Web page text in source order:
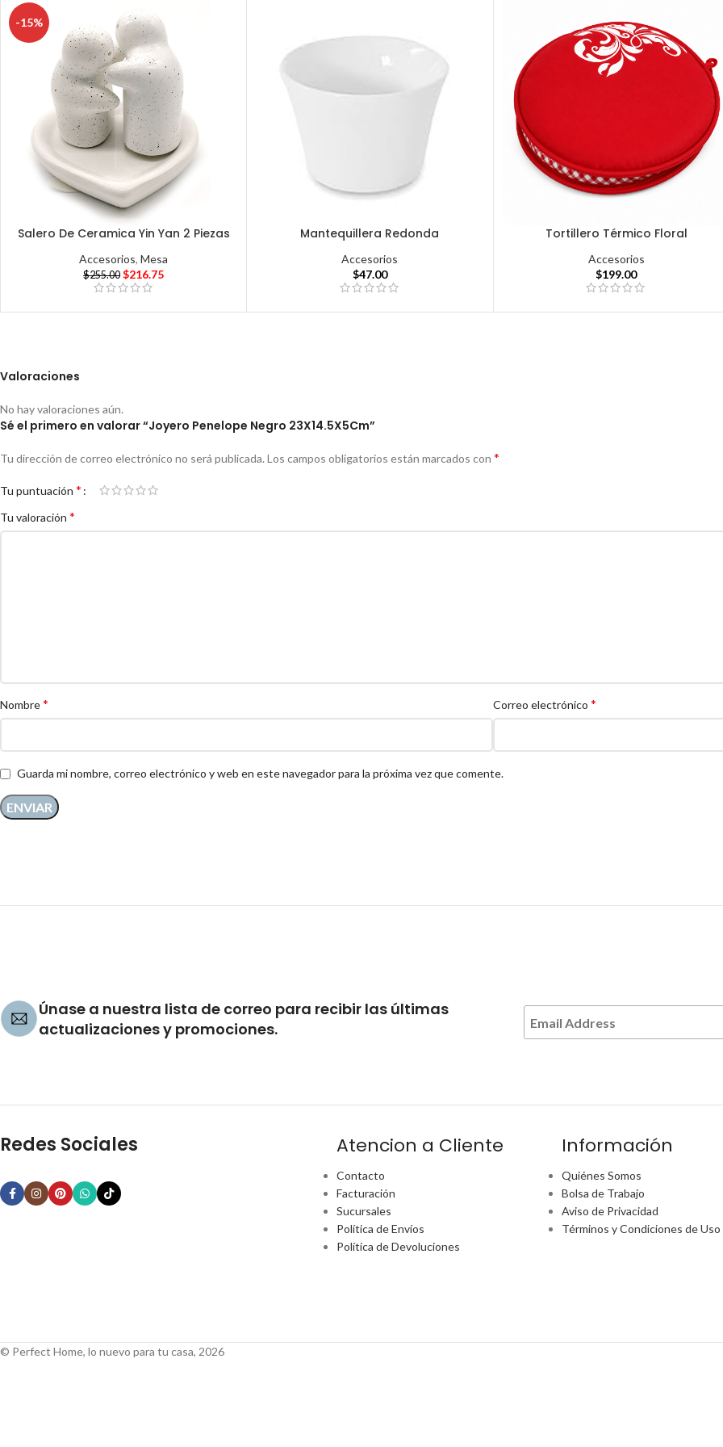
-15%
Salero De Ceramica Yin Yan 2 Piezas
Accesorios,Mesa
$255.00 $216.75
Mantequillera Redonda
Accesorios
$47.00
Tortillero Térmico Floral
Accesorios
$199.00
Valoraciones
No hay valoraciones aún.
Sé el primero en valorar “Joyero Penelope Negro 23X14.5X5Cm”
Tu dirección de correo electrónico no será publicada. Los campos obligatorios están marcados con *
Tu puntuación *
Tu valoración *
Nombre* Correo electrónico *
Guarda mi nombre, correo electrónico y web en este navegador para la próxima vez que comente.
Únase a nuestra lista de correo para recibir las últimas
actualizaciones y promociones.
Redes Sociales Atencion a Cliente
Contacto
Facturación
Sucursales
Política de Envíos
Política de Devoluciones
Información
Quiénes Somos
Bolsa de Trabajo
Aviso de Privacidad
Términos y Condiciones de Uso
© Perfect Home, lo nuevo para tu casa, 2026